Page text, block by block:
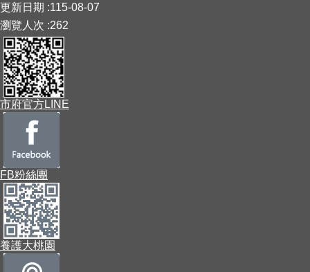
更新日期
115-08-07
瀏覽人次 262
市府官方LINE
FB粉絲團
養護大桃園